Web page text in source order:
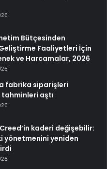
Bütçesinden
Faaliyetleri İçin
ve Harcamalar, 2026
fabrika siparişleri
tahminleri aştı
kaderi değişebilir:
yönetmenini yeniden